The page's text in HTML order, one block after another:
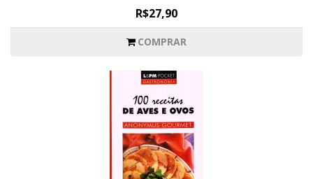
R$27,90
COMPRAR